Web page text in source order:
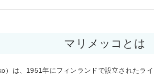
マリメッコとは
）は、1951年にフィンランドで設立されたラ